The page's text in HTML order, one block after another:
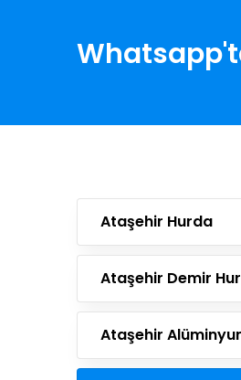
Ataşehir Hurda
Ataşehir Demir
Ataşehir